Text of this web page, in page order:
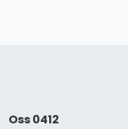
Oss 0412